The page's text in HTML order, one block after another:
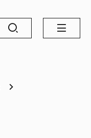
Søk Meny